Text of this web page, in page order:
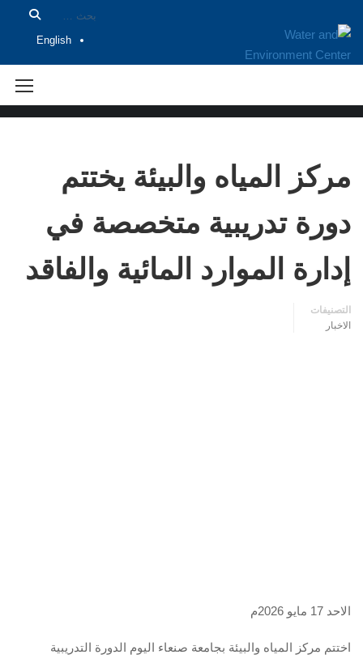
English
الاخبار
مركز المياه والبيئة يختتم
دورة تدريبية متخصصة في
إدارة الموارد المائية والفاقد
التصنيفات
الاخبار
الاحد 17 مايو 2026م
اختتم مركز المياه والبيئة بجامعة صنعاء اليوم الدورة التدريبية